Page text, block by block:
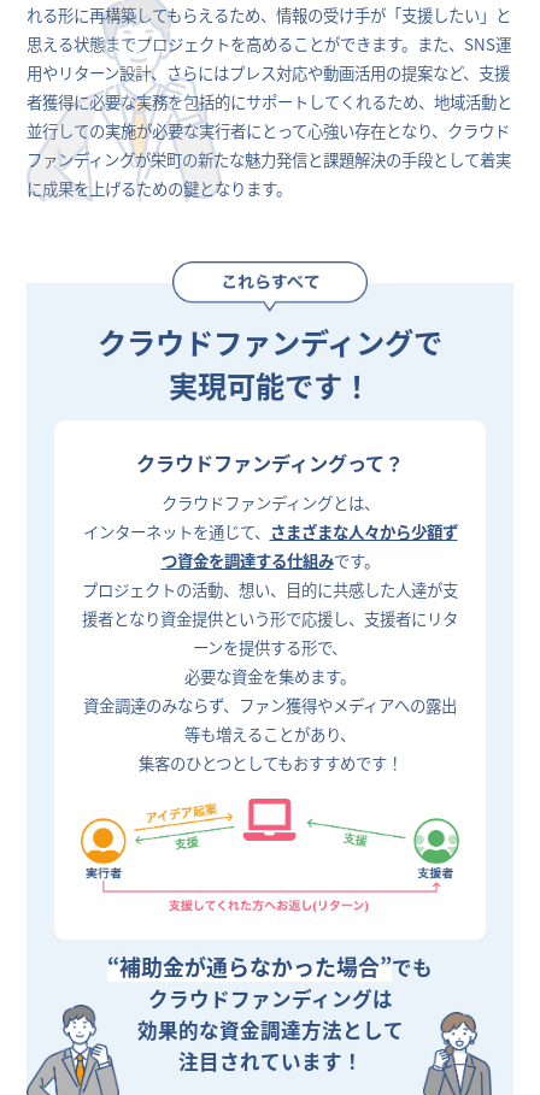
れる形に再構築してもらえるため、情報の受け手が「支援したい」と
思える状態までプロジェクトを高めることができます。また、SNS運
用やリターン設計、さらにはプレス対応や動画活用の提案など、支援
者獲得に必要な実務を包括的にサポートしてくれるため、地域活動と
並行しての実施が必要な実行者にとって心強い存在となり、クラウド
ファンディングが栄町の新たな魅力発信と課題解決の手段として着実
に成果を上げるための鍵となります。
クラウドファンディングで
実現可能です！
クラウドファンディングって？
クラウドファンディングとは、
インターネットを通じて、 さまざまな人々から少額ず
つ資金を調達する仕組みです。
プロジェクトの活動、想い、目的に共感した人達が支
援者となり資金提供という形で応援し、支援者にリタ
ーンを提供する形で、
必要な資金を集めます。
資金調達のみならず、ファン獲得やメディアへの露出
等も増えることがあり、
集客のひとつとしてもおすすめです！
“補助金が通らなかった場合”でも
クラウドファンディングは
効果的な資金調達方法として
注目されています！